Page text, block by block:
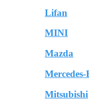
Lifan
MINI
Mazda
Mercedes-
Mitsubishi